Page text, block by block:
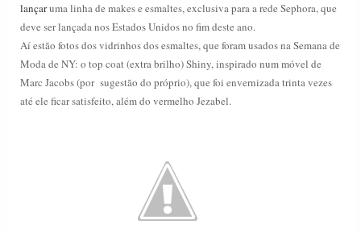
lançaruma linha de makes e esmaltes, exclusiva para a rede Sephora, que
deve ser lançada nos Estados Unidos no fim deste ano.
Aí estão fotos dos vidrinhos dos esmaltes, que foram usados na Semana de
Moda de NY: o top coat (extra brilho) Shiny, inspirado num móvel de
Marc Jacobs (por sugestão do próprio), que foi envernizada trinta vezes
até ele ficar satisfeito, alémdo vermelho Jezabel.